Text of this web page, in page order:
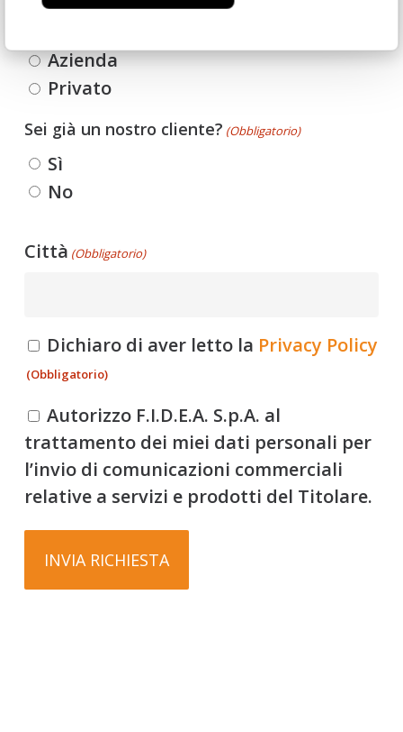
Azienda
Privato
Sei già un nostro cliente? (Obbligatorio)
Sì
No
Città (Obbligatorio)
Consenso
privacy
Dichiaro di aver letto la Privacy Policy
(Obbligatorio)
Consenso
comunicazione
Autorizzo F.I.D.E.A. S.p.A. al
trattamento dei miei dati personali per
l’invio di comunicazioni commerciali
relative a servizi e prodotti del Titolare.